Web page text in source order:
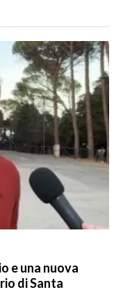
e una nuova
di Santa